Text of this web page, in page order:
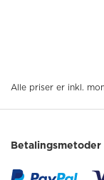
Alle priser er inkl.
Betalingsmetoder